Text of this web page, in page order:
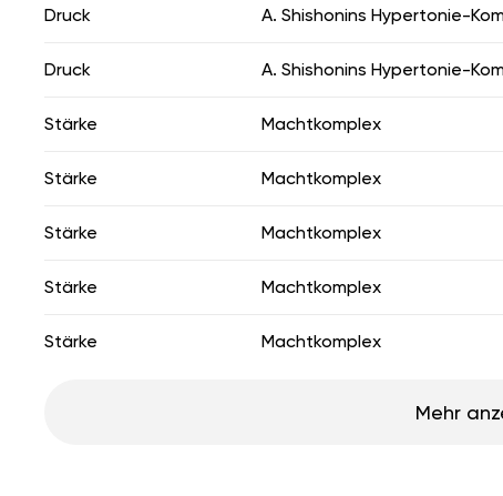
Druck A. Shishonins Hypertonie-
Druck A. Shishonins Hypertonie-
Stärke Machtkomplex
Stärke Machtkomplex
Stärke Machtkomplex
Stärke Machtkomplex
Stärke Machtkomplex
Mehr